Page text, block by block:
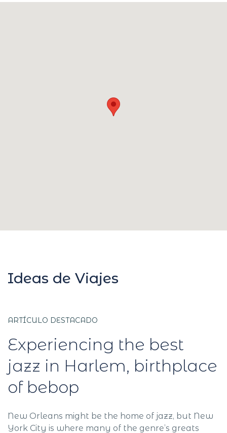
Ideas de Viajes
ARTÍCULO DESTACADO
Experiencing the best
jazz in Harlem, birthplace
of bebop
New Orleans might be the home of jazz, but New
York City is where many of the genre’s greats